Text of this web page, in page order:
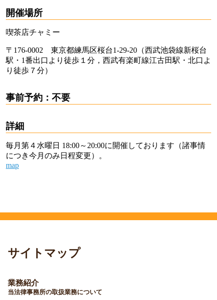
開催場所
喫茶店チャミー
〒176-0002 東京都練馬区桜台1-29-20（西武池袋線新桜台
駅・1番出口より徒歩１分，西武有楽町線江古田駅・北口よ
り徒歩７分）
事前予約：不要
詳細
毎月第４水曜日 18:00～20:00に開催しております（諸事情
につき今月のみ日程変更）。
map
サイトマップ
業務紹介
当法律事務所の取扱業務について